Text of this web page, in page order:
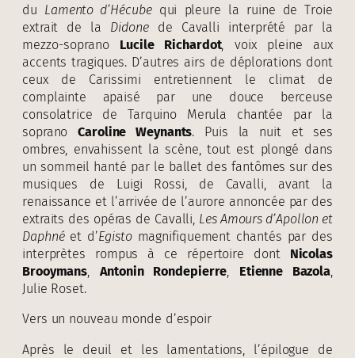
du Lamento d’Hécubequi pleure la ruine de Troie
extrait de la Didonede Cavalli interprété par la
mezzo-soprano Lucile Richardot, voix pleine aux
accents tragiques. D’autres airs de déplorations dont
ceux de Carissimi entretiennent le climat de
complainte apaisé par une douce berceuse
consolatrice de Tarquino Merula chantée par la
sopranoCaroline Weynants. Puis la nuit et ses
ombres, envahissent la scène, tout est plongé dans
un sommeil hanté par le ballet des fantômes sur des
musiques de Luigi Rossi, de Cavalli, avant la
renaissance et l’arrivée de l’aurore annoncée par des
extraits des opéras de Cavalli, Les Amours d’Apollon et
Daphnéet d’Egistomagnifiquement chantés par des
interprètes rompus à ce répertoire dont Nicolas
Brooymans, Antonin Rondepierre, Etienne Bazola,
Julie Roset.
Vers un nouveau monde d’espoir
Après le deuil et les lamentations, l’épilogue de